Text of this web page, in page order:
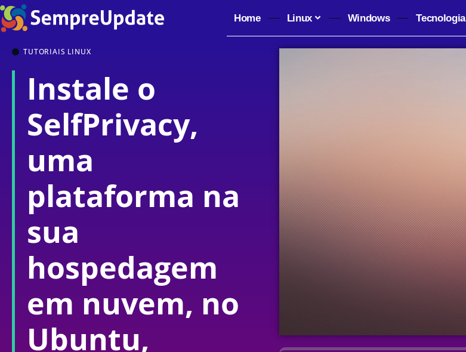
Home Linux Windows Tecnologia
TUTORIAIS LINUX
Instale o
SelfPrivacy,
uma
plataforma na
sua
hospedagem
em nuvem, no
Ubuntu,